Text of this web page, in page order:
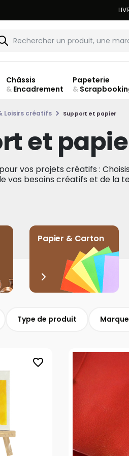
Châssis
&Encadrement
Papeterie
&
Loisirs créatifs Support et papier
et
vos projets créatifs :
vos besoins créatifs et de la
Papier & Carton
Type de produit Marque
favorite_border